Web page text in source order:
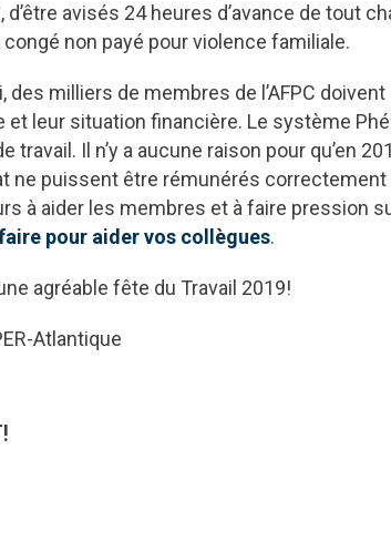
d’être avisés 24 heures d’avance de tout
congé non payé pour violence familiale.
des milliers de membres de l’AFPC
et leur situation financière. Le système
travail. Il n’y a aucune raison pour qu’en
ne puissent être rémunérés
à aider les membres et à faire pression
pour aider vos collègues.
agréable fête du Travail 2019!
Atlantique